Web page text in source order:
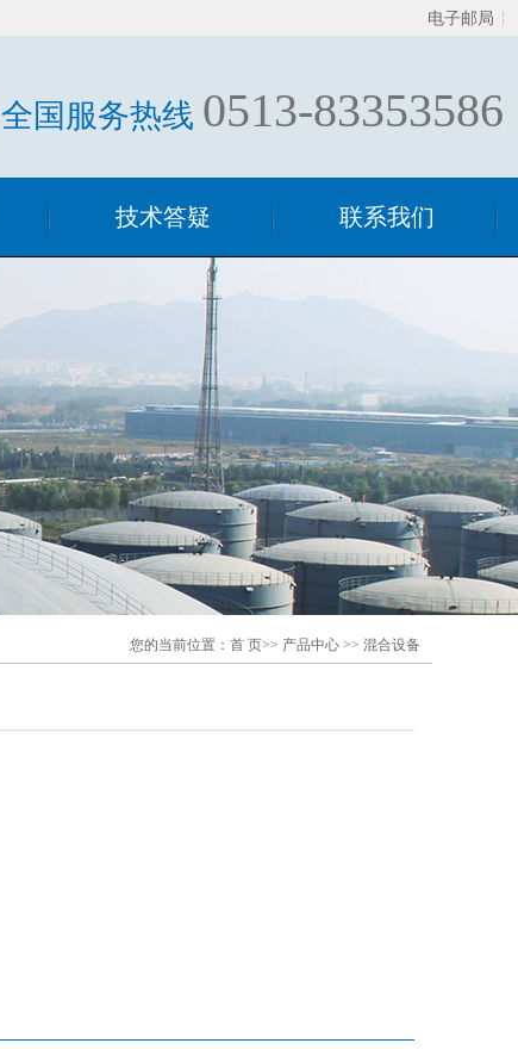
电子邮局
全国服务热线 0513-83353586
技术答疑
过滤器相关
联系我们
您的当前位置： 首 页>> 产品中心 >> 混合设备